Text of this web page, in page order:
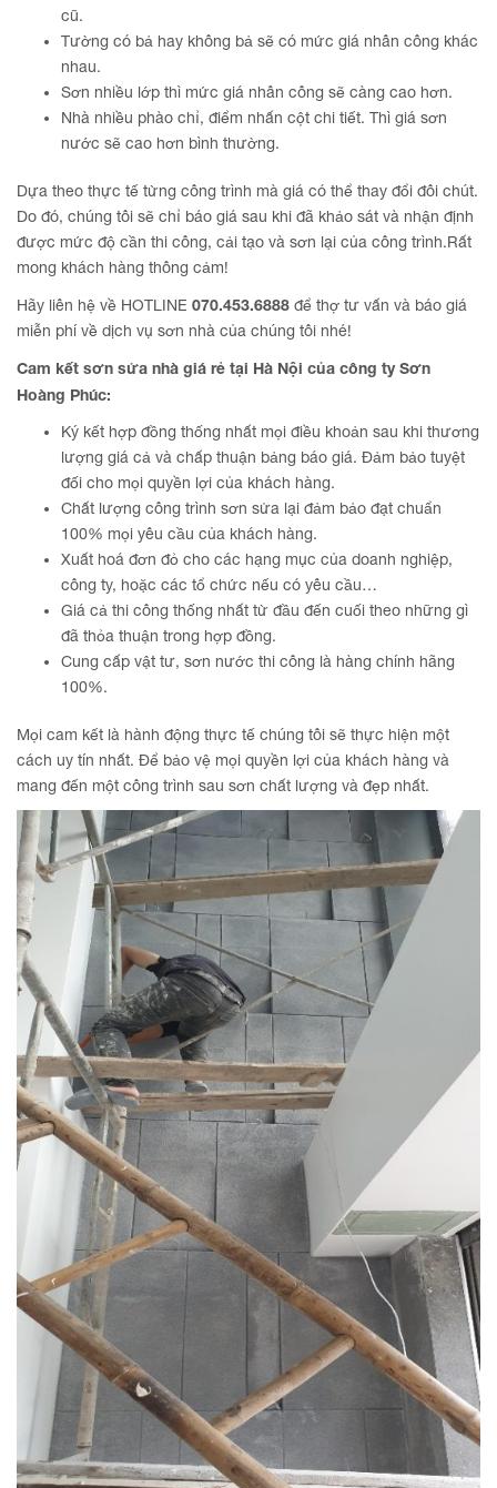
cũ.
Tường có bả hay không bả sẽ có mức giá nhân công khác
nhau.
Sơn nhiều lớp thì mức giá nhân công sẽ càng cao hơn.
Nhà nhiều phào chỉ, điểm nhấn cột chi tiết. Thì giá sơn
nước sẽ cao hơn bình thường.
Dựa theo thực tế từng công trình mà giá có thể thay đổi đôi chút.
Do đó, chúng tôi sẽ chỉ báo giá sau khi đã khảo sát và nhận định
được mức độ cần thi công, cải tạo và sơn lại của công trình.Rất
mong khách hàng thông cảm!
Hãy liên hệ về HOTLINE 070.453.6888 để thợ tư vấn và báo giá
miễn phí về dịch vụ sơn nhà của chúng tôi nhé!
Cam kết sơn sửa nhà giá rẻ tại Hà Nội của công tySơn
Hoàng Phúc:
Ký kết hợp đồng thống nhất mọi điều khoản sau khi thương
lượng giá cả và chấp thuận bảng báo giá. Đảm bảo tuyệt
đối cho mọi quyền lợi của khách hàng.
Chất lượng công trình sơn sửa lại đảm bảo đạt chuẩn
100% mọi yêu cầu của khách hàng.
Xuất hoá đơn đỏ cho các hạng mục của doanh nghiệp,
công ty, hoặc các tổ chức nếu có yêu cầu…
Giá cả thi công thống nhất từ đầu đến cuối theo những gì
đã thỏa thuận trong hợp đồng.
Cung cấp vật tư, sơn nước thi công là hàng chính hãng
100%.
Mọi cam kết là hành động thực tế chúng tôi sẽ thực hiện một
cách uy tín nhất. Để bảo vệ mọi quyền lợi của khách hàng và
mang đến một công trình sau sơn chất lượng và đẹp nhất.